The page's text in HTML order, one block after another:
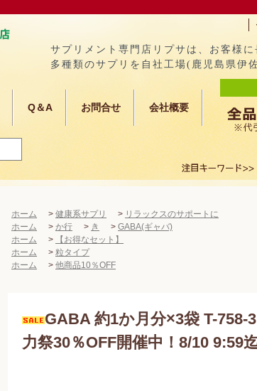
サプリメント専門店リプサは、お客様
多種類のサプリを自社工場(鹿児島県伊
Q＆A お問合せ 会社概要
ホーム > 健康系サプリ > リラックスのサポートに
ホーム
> か行 > き > GABA(ギャバ)
ホーム
>
【お得なセット】
ホーム
> 粒タイプ
ホーム
> 他商品10％OFF
GABA 約1か月分×3袋 T-
力祭30％OFF開催中！8/10 9:59